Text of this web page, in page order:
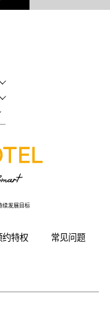
续发展目标
约特权 常见问题